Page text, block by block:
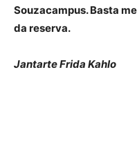
Souzacampus. Basta
da reserva.
Jantarte Frida Kahlo